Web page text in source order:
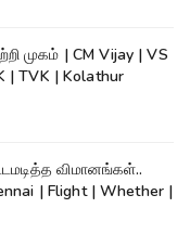
Vijay | VS
| TVK | Kolathur
விமானங்கள்..
| Flight | Whether |